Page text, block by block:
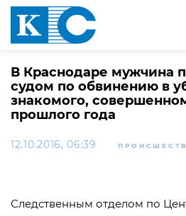
В Краснодаре мужчина
судом по обвинению в
знакомого,
прошлого года
12.10.2016, 06:39
Следственным отделом по